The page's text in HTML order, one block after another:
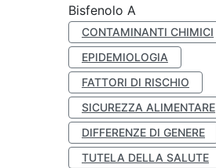
Bisfenolo A
CONTAMINANTI CHIMICI
EPIDEMIOLOGIA
FATTORI DI RISCHIO
SICUREZZA ALIMENTARE
DIFFERENZE DI GENERE
TUTELA DELLA SALUTE